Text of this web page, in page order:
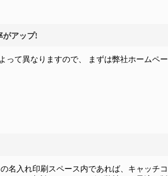
がアップ!
て異なりますので、 まずは弊社ホームペ
入れ印刷スペース内であれば、キャッチ